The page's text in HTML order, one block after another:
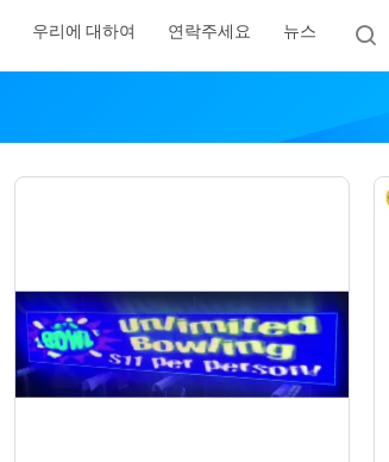
우리에 대하여 연락주세요 뉴스